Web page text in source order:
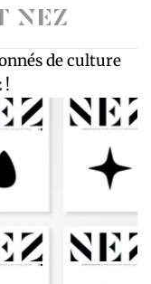
NEZ
de culture
!